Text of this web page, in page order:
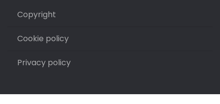
Copyright
Cookie policy
Privacy policy